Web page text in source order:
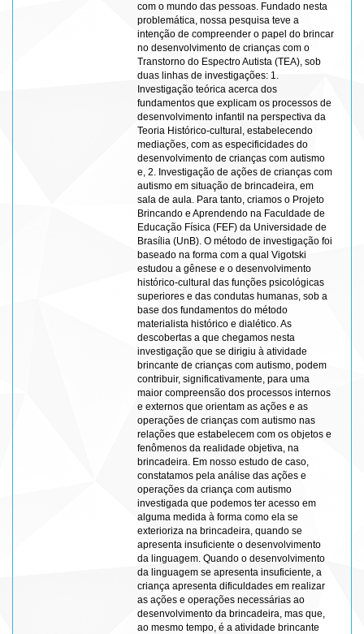
com o mundo das pessoas. Fundado nesta
problemática, nossa pesquisa teve a
intenção de compreender o papel do brincar
no desenvolvimento de crianças com o
Transtorno do Espectro Autista (TEA), sob
duas linhas de investigações: 1.
Investigação teórica acerca dos
fundamentos que explicam os processos de
desenvolvimento infantil na perspectiva da
Teoria Histórico-cultural, estabelecendo
mediações, com as especificidades do
desenvolvimento de crianças com autismo
e, 2. Investigação de ações de crianças com
autismo em situação de brincadeira, em
sala de aula. Para tanto, criamos o Projeto
Brincando e Aprendendo na Faculdade de
Educação Física (FEF) da Universidade de
Brasília (UnB). O método de investigação foi
baseado na forma com a qual Vigotski
estudou a gênese e o desenvolvimento
histórico-cultural das funções psicológicas
superiores e das condutas humanas, sob a
base dos fundamentos do método
materialista histórico e dialético. As
descobertas a que chegamos nesta
investigação que se dirigiu à atividade
brincante de crianças com autismo, podem
contribuir, significativamente, para uma
maior compreensão dos processos internos
e externos que orientam as ações e as
operações de crianças com autismo nas
relações que estabelecem com os objetos e
fenômenos da realidade objetiva, na
brincadeira. Em nosso estudo de caso,
constatamos pela análise das ações e
operações da criança com autismo
investigada que podemos ter acesso em
alguma medida à forma como ela se
exterioriza na brincadeira, quando se
apresenta insuficiente o desenvolvimento
da linguagem. Quando o desenvolvimento
da linguagem se apresenta insuficiente, a
criança apresenta dificuldades em realizar
as ações e operações necessárias ao
desenvolvimento da brincadeira, mas que,
ao mesmo tempo, é a atividade brincante